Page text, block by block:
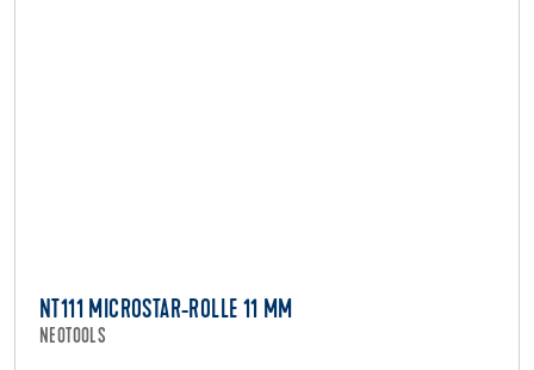
NT111 MICROSTAR-ROLLE 11 MM
NEOTOOLS